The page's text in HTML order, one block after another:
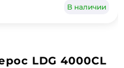
В наличии
LDG 4000CL